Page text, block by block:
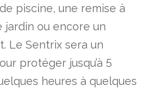
piscine, une remise à
jardin ou encore un
Le Sentrix sera un
protéger jusqu’à 5
heures à quelques